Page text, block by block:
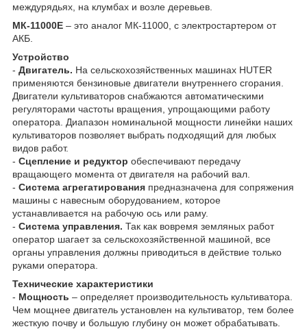
междурядьях, на клумбах и возле деревьев.
МК-11000Е – это аналог МК-11000, с электростартером от
АКБ.
Устройство
- Двигатель. На сельскохозяйственных машинах HUTER
применяются бензиновые двигатели внутреннего сгорания.
Двигатели культиваторов снабжаются автоматическими
регуляторами частоты вращения, упрощающими работу
оператора. Диапазон номинальной мощности линейки наших
культиваторов позволяет выбрать подходящий для любых
видов работ.
- Сцепление и редуктор обеспечивают передачу
вращающего момента от двигателя на рабочий вал.
- Система агрегатирования предназначена для сопряжения
машины с навесным оборудованием, которое
устанавливается на рабочую ось или раму.
- Система управления. Так как вовремя земляных работ
оператор шагает за сельскохозяйственной машиной, все
органы управления должны приводиться в действие только
руками оператора.
Технические характеристики
- Мощность – определяет производительность культиватора.
Чем мощнее двигатель установлен на культиватор, тем более
жесткую почву и большую глубину он может обрабатывать.